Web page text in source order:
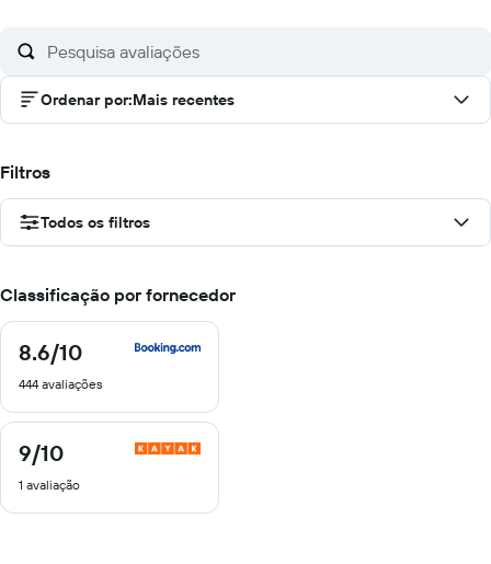
Ordenar por:Mais recentes
Filtros
Todos os filtros
Classificação por fornecedor
8.6/10
8.6
10
444 avaliações
9/10
9
de
10
1 avaliação